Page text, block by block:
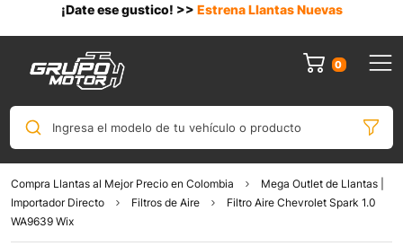
¡Date ese gustico! >> Estrena Llantas Nuevas
0
Ingresa el modelo de tu vehículo o producto
Compra Llantas al Mejor Precio en Colombia
Mega Outlet de Llantas |
Importador Directo
Filtros de Aire
Filtro Aire Chevrolet Spark 1.0
WA9639 Wix